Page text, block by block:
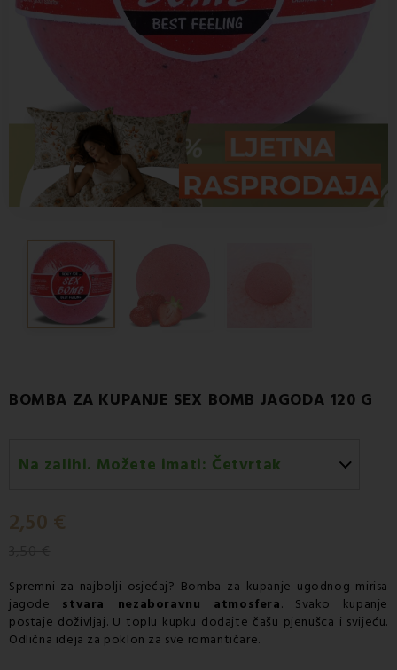
BOMBA ZA KUPANJE SEX BOMB JAGODA 120 G
Na zalihi. Možete imati: Četvrtak
2,50 €
Spremni za najbolji osjećaj? Bomba za kupanje ugodnog mirisa
jagode stvara nezaboravnu atmosfera. Svako kupanje
postaje doživljaj. U toplu kupku dodajte čašu pjenušca i svijeću.
Odlična ideja za poklon za sve romantičare.